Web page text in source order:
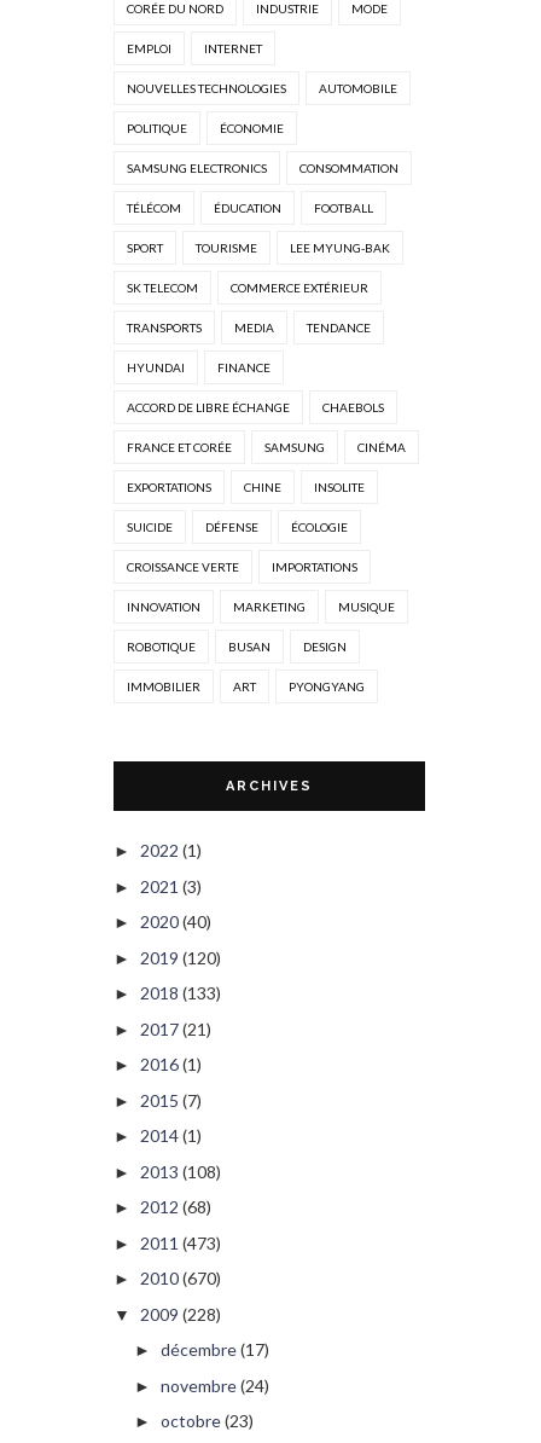
CORÉE DU NORD INDUSTRIE MODE
EMPLOI INTERNET
NOUVELLES TECHNOLOGIES AUTOMOBILE
POLITIQUE ÉCONOMIE
SAMSUNG ELECTRONICS CONSOMMATION
TÉLÉCOM ÉDUCATION FOOTBALL
SPORT TOURISME LEE MYUNG-BAK
SK TELECOM COMMERCE EXTÉRIEUR
TRANSPORTS MEDIA TENDANCE
HYUNDAI FINANCE
ACCORD DE LIBRE ÉCHANGE CHAEBOLS
FRANCE ET CORÉE SAMSUNG CINÉMA
EXPORTATIONS CHINE INSOLITE
SUICIDE DÉFENSE ÉCOLOGIE
CROISSANCE VERTE IMPORTATIONS
INNOVATION MARKETING MUSIQUE
ROBOTIQUE BUSAN DESIGN
IMMOBILIER ART PYONGYANG
ARCHIVES
► 2022 (1)
► 2021 (3)
► 2020(40)
► 2019 (120)
► 2018 (133)
► 2017(21)
► 2016(1)
► 2015 (7)
► 2014(1)
► 2013 (108)
► 2012 (68)
► 2011 (473)
► 2010(670)
▼ 2009 (228)
► décembre(17)
► novembre(24)
► octobre(23)